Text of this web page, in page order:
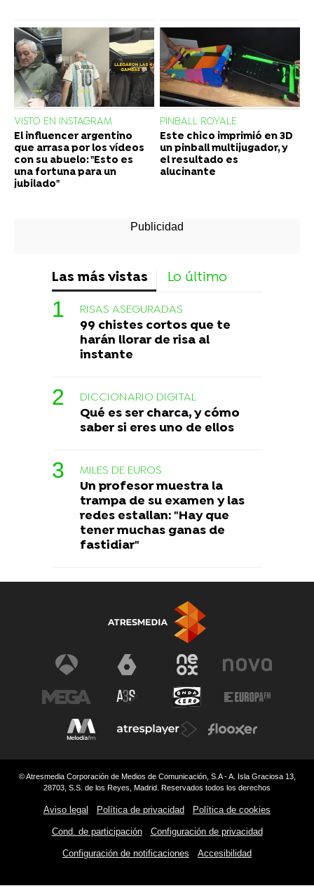
VISTO EN INSTAGRAM
El influencer argentino
que arrasa por los vídeos
con su abuelo: "Esto es
una fortuna para un
jubilado"
PINBALL ROYALE
Este chico imprimió en 3D
un pinball multijugador, y
el resultado es
alucinante
Las más vistas Lo último
RISAS ASEGURADAS
99 chistes cortos que te
harán llorar de risa al
instante
DICCIONARIO DIGITAL
Qué es ser charca, y cómo
saber si eres uno de ellos
MILES DE EUROS
Un profesor muestra la
trampa de su examen y las
redes estallan: "Hay que
tener muchas ganas de
fastidiar"
© Atresmedia Corporación de Medios de Comunicación, S.A - A. Isla Graciosa 13,
28703, S.S. de los Reyes, Madrid. Reservados todos los derechos
Aviso legal Política de privacidad Política de cookies
Cond. de participación Configuración de privacidad
Configuración de notificaciones Accesibilidad